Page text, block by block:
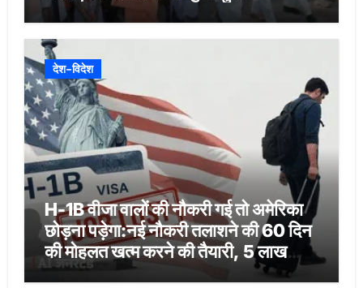
देश-विदेश
H-1B वीजा वालों की नौकरी गई तो अमेरिका
छोड़ना पड़ेगा:नई नौकरी तलाशने की 60 दिन
की मोहलत खत्म करने की तैयारी, 5 लाख
भारतीयों पर असर